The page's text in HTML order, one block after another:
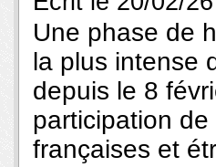
Une phase de
la plus intense
depuis le 8
participation de
françaises et